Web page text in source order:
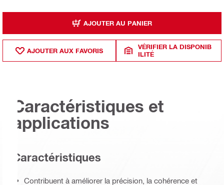
AJOUTER AU PANIER
AJOUTER AUX FAVORIS
VÉRIFIER LA DISPONIB
ILITÉ
Caractéristiques et
applications
Caractéristiques
Contribuent à améliorer la précision, la cohérence et